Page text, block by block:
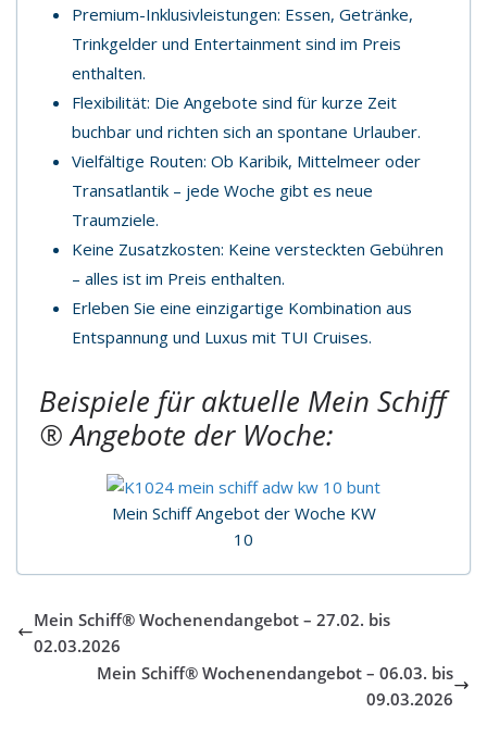
Premium-Inklusivleistungen: Essen, Getränke,
Trinkgelder und Entertainment sind im Preis
enthalten.
Flexibilität: Die Angebote sind für kurze Zeit
buchbar und richten sich an spontane Urlauber.
Vielfältige Routen: Ob Karibik, Mittelmeer oder
Transatlantik – jede Woche gibt es neue
Traumziele.
Keine Zusatzkosten: Keine versteckten Gebühren
– alles ist im Preis enthalten.
Erleben Sie eine einzigartige Kombination aus
Entspannung und Luxus mit TUI Cruises.
Beispiele für aktuelle Mein Schiff
® Angebote der Woche:
Mein Schiff Angebot der Woche KW
10
Mein Schiff® Wochenendangebot – 27.02. bis
02.03.2026
Mein Schiff® Wochenendangebot – 06.03. bis
09.03.2026